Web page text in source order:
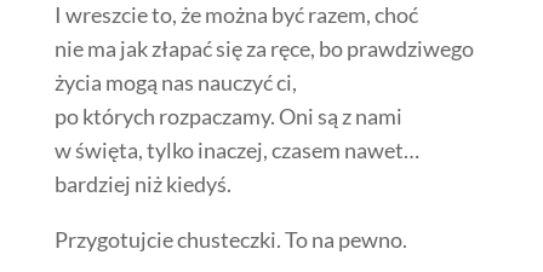
I wreszcie to, że można być razem, choć
nie ma jak złapać się za ręce, bo prawdziwego
życia mogą nas nauczyć ci,
po których rozpaczamy. Oni są z nami
w święta, tylko inaczej, czasem nawet…
bardziej niż kiedyś.
Przygotujcie chusteczki. To na pewno.